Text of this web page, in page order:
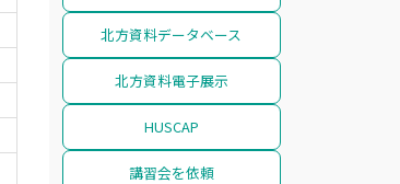
北方資料データベース
北方資料電子展示
HUSCAP
講習会を依頼